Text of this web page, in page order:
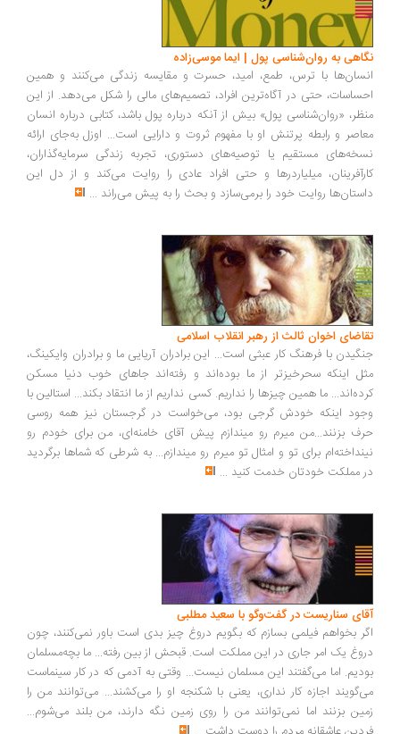
به روان‌شناسی پول | ایما موسی‌زاده
با ترس، طمع، امید، حسرت و مقایسه زندگی می‌کنند و همین
حتی در آگاه‌ترین افراد، تصمیم‌های مالی را شکل می‌دهد. از این
«روان‌شناسی پول» بیش از آنکه درباره پول باشد، کتابی درباره انسان
و رابطه پرتنش او با مفهوم ثروت و دارایی است... اوزل به‌جای ارائه
مستقیم یا توصیه‌های دستوری، تجربه زندگی سرمایه‌گذاران،
میلیاردرها و حتی افراد عادی را روایت می‌کند و از دل این
روایت خود را برمی‌سازد و بحث را به پیش می‌راند ...
اخوان ثالث از رهبر انقلاب اسلامی
با فرهنگ کار عبثی است... این برادران آریایی ما و برادران وایکینگ،
اینکه سحرخیزتر از ما بوده‌اند و رفته‌اند جاهای خوب دنیا مسکن
ما همین چیزها را نداریم. کسی نداریم از ما انتقاد بکند... استالین با
اینکه خودش گرجی بود، می‌خواست در گرجستان نیز همه روسی
بزنند...من میرم رو میندازم پیش آقای خامنه‌ای، من برای خودم رو
برای تو و امثال تو میرم رو میندازم... به شرطی که شماها برگردید
مملکت خودتان خدمت کنید...
سناریست در گفت‌وگو با سعید مطلبی
بخواهم فیلمی بسازم که بگویم دروغ چیز بدی است باور نمی‌کنند، چون
یک امر جاری در این مملکت است. قبحش از بین رفته... ما بچه‌مسلمان
اما می‌گفتند این مسلمان نیست... وقتی به آدمی که در کار سینماست
اجازه کار نداری، یعنی با شکنجه او را می‌کشند... می‌توانند من را
بزنند اما نمی‌توانند من را روی زمین نگه دارند، من بلند می‌شوم...